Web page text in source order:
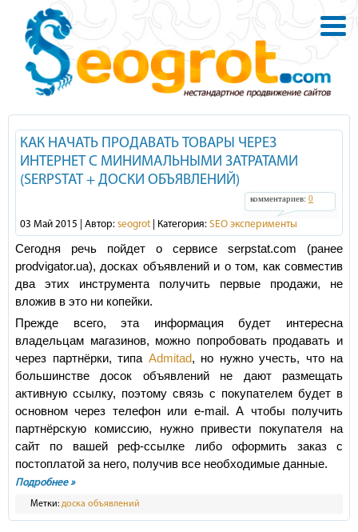
КАК НАЧАТЬ ПРОДАВАТЬ ТОВАРЫ ЧЕРЕЗ
ИНТЕРНЕТ С МИНИМАЛЬНЫМИ ЗАТРАТАМИ
(SERPSTAT + ДОСКИ ОБЪЯВЛЕНИЙ)
комментариев: 0
03 Май 2015 | Автор: seogrot | Категория: SEO эксперименты
Сегодня речь пойдет о сервисе serpstat.com (ранее
prodvigator.ua), досках объявлений и о том, как совместив
два этих инструмента получить первые продажи, не
вложив в это ни копейки.
Прежде всего, эта информация будет интересна
владельцам магазинов, можно попробовать продавать и
через партнёрки, типа Admitad, но нужно учесть, что на
большинстве досок объявлений не дают размещать
активную ссылку, поэтому связь с покупателем будет в
основном через телефон или e-mail. А чтобы получить
партнёрскую комиссию, нужно привести покупателя на
сайт по вашей реф-ссылке либо оформить заказ с
постоплатой за него, получив все необходимые данные.
Подробнее »
Метки: доска объявлений